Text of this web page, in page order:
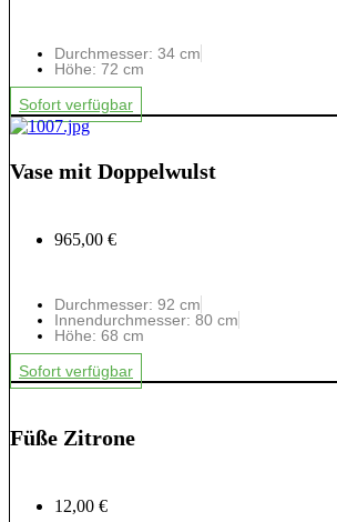
Durchmesser: 34 cm
Höhe: 72 cm
Sofort verfügbar
Vase mit Doppelwulst
965,00 €
Durchmesser: 92 cm
Innendurchmesser: 80 cm
Höhe: 68 cm
Sofort verfügbar
Füße Zitrone
12,00 €